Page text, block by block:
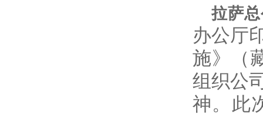
拉萨
办公厅
施》（
组织公
神。此